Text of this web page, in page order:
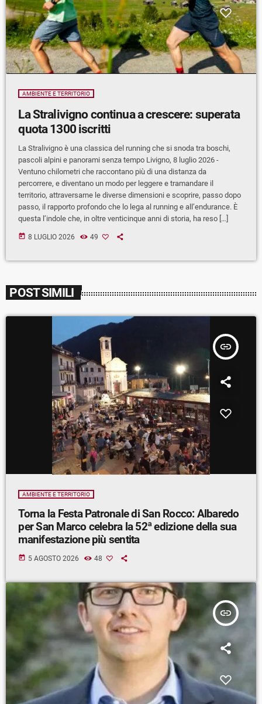
AMBIENTE E TERRITORIO
La Stralivigno continua a crescere: superata
quota 1300 iscritti
La Stralivigno è una classica del running che si snoda tra boschi,
pascoli alpini e panorami senza tempo Livigno, 8 luglio 2026 -
Ventuno chilometri che raccontano più di una distanza da
percorrere, e diventano un modo per leggere e tramandare il
territorio, attraversarne le diverse dimensioni e scoprire, passo dopo
passo, il rapporto profondo che lo lega al running e all’endurance. È
questa l’indole che, in oltre venticinque anni di storia, ha reso […]
today 8 LUGLIO 2026 49
POST SIMILI
insert_link
AMBIENTE E TERRITORIO
Torna la Festa Patronale di San Rocco: Albaredo
per San Marco celebra la 52ª edizione della sua
manifestazione più sentita
today 5 AGOSTO 2026 48
insert_link